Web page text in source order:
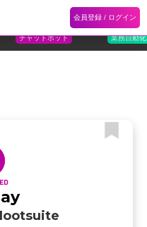
会員登録 / ログイン
チャットボット
3
Flokzu
業務自動化
記事